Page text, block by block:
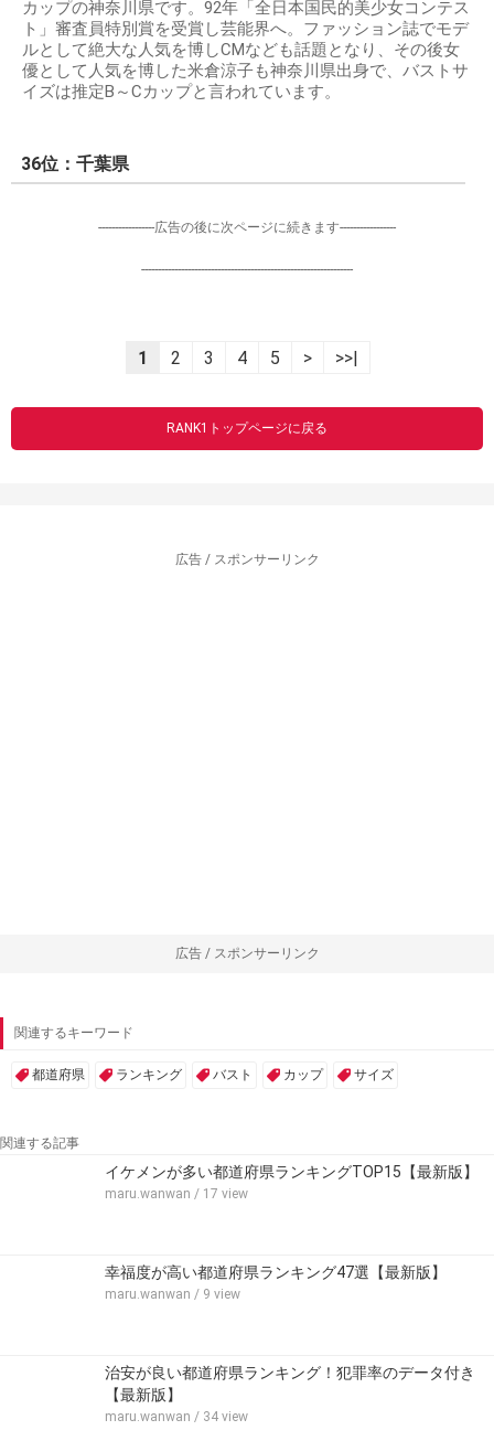
カップの神奈川県です。92年「全日本国民的美少女コンテス
ト」審査員特別賞を受賞し芸能界へ。ファッション誌でモデ
ルとして絶大な人気を博しCMなども話題となり、その後女
優として人気を博した米倉涼子も神奈川県出身で、バストサ
イズは推定B～Cカップと言われています。
36位：千葉県
-----------------広告の後に次ページに続きます-----------------
----------------------------------------------------------------
1 2 3 4 5 > >>|
RANK1トップページに戻る
広告 / スポンサーリンク
広告 / スポンサーリンク
関連するキーワード
都道府県 ランキング バスト カップ サイズ
関連する記事
イケメンが多い都道府県ランキングTOP15【最新版】
maru.wanwan / 17 view
幸福度が高い都道府県ランキング47選【最新版】
maru.wanwan / 9 view
治安が良い都道府県ランキング！犯罪率のデータ付き
【最新版】
maru.wanwan / 34 view